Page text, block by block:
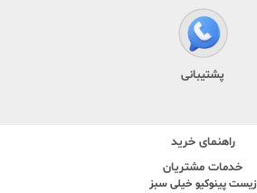
پشتیبانی
راهنمای خرید
خدمات مشتریان
زیست پینوکیو خیلی سبز